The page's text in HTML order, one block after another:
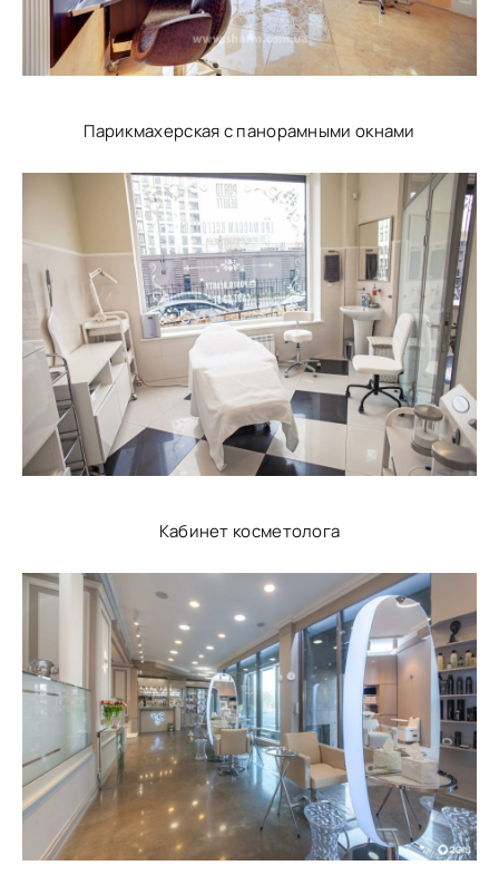
Парикмахерская с панорамными окнами
Кабинет косметолога